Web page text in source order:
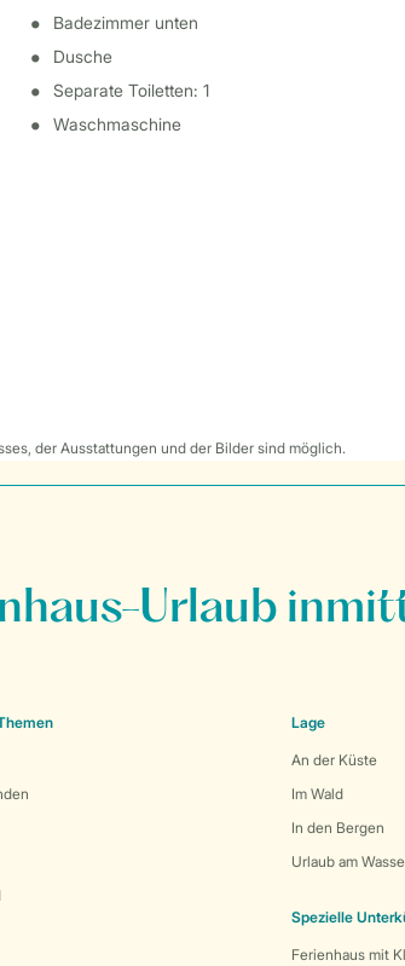
Badezimmer unten
Dusche
Separate Toiletten: 1
Waschmaschine
der Ausstattungen und der Bilder sind möglich.
Urlaub
Lage
An der Küste
Im Wald
In den Bergen
Urlaub am
Spezielle
Ferienhaus mit